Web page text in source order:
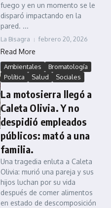
fuego y en un momento se le
disparó impactando en la
pared. ...
La Bisagra febrero 20, 2026
Read More
Ambientales
Bromatología
Política
Salud Sociales
La motosierra llegó a
Caleta Olivia. Y no
despidió empleados
públicos: mató a una
familia.
Una tragedia enluta a Caleta
Olivia: murió una pareja y sus
hijos luchan por su vida
después de comer alimentos
en estado de descomposición